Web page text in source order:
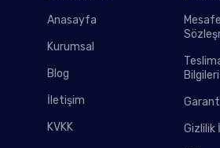
Anasayfa
Kurumsal
Blog
İletişim
KVKK
Bilgileri
Gizlilik